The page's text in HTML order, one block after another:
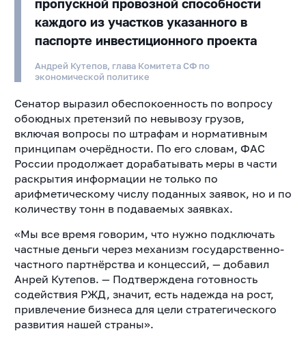
пропускной провозной способности
каждого из участков указанного в
паспорте инвестиционного проекта
Андрей Кутепов, глава Комитета СФ по
экономической политике
Сенатор выразил обеспокоенность по вопросу
обоюдных претензий по невывозу грузов,
включая вопросы по штрафам и нормативным
принципам очерёдности. По его словам, ФАС
России продолжает дорабатывать меры в части
раскрытия информации не только по
арифметическому числу поданных заявок, но и по
количеству тонн в подаваемых заявках.
«Мы все время говорим, что нужно подключать
частные деньги через механизм государственно-
частного партнёрства и концессий, — добавил
Анрей Кутепов. — Подтверждена готовность
содействия РЖД, значит, есть надежда на рост,
привлечение бизнеса для цели стратегического
развития нашей страны».